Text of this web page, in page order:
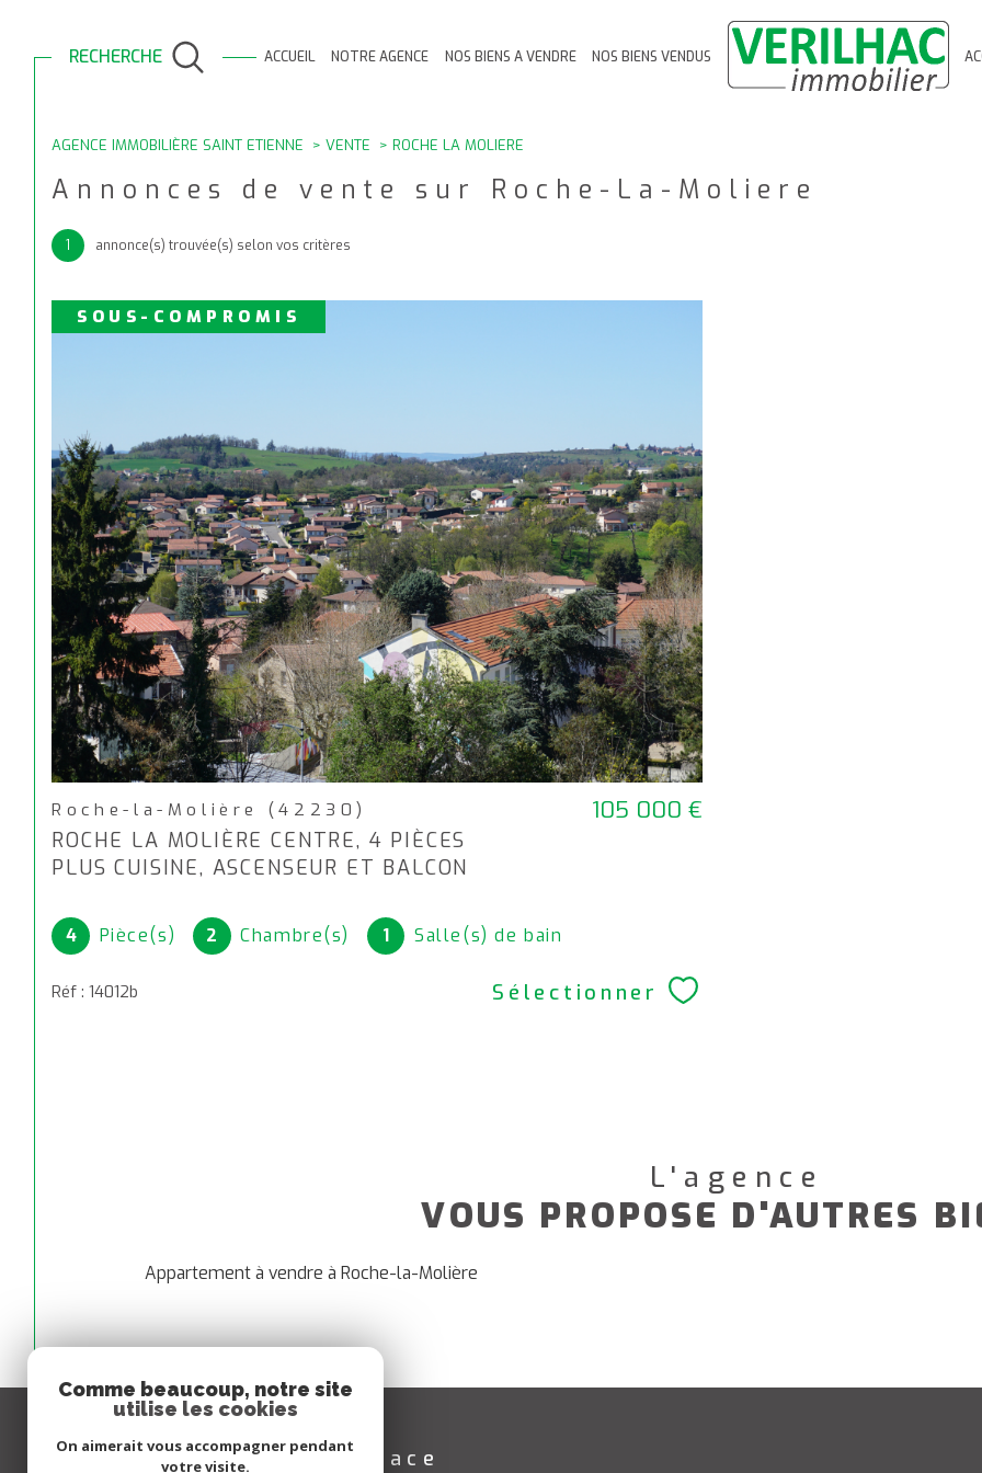
ACCUEIL NOTRE AGENCE NOS BIENS A VENDRE NOS BIENS VENDUS
RECHERCHE
de l'ancien
de l'ancien
Estimer
TYPE DE BIEN
42230 - Roche-la-Molière
AGENCE IMMOBILIÈRE SAINT ETIENNE VENTE ROCHE LA MOLIERE
Annonces de vente sur Roche-La-Moliere
1 annonce(s) trouvée(s) selon vos critères
SOUS-COMPROMIS
Roche-la-Molière (42230)
ROCHE LA MOLIÈRE CENTRE, 4 PIÈCES
PLUS CUISINE, ASCENSEUR ET BALCON
105 000 €
4 Pièce(s) 2 Chambre(s) 1 Salle(s) de bain
Réf : 14012b Sélectionner
L'agence
VOUS PROPOSE D'AUTRES
Appartement à vendre à Roche-la-Molière
Espace
Comme beaucoup, notre site
utilise les cookies
On aimerait vous accompagner pendant
votre visite.